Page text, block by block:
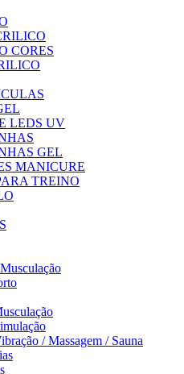
CORES
LEDS UV
GEL
MANICURE
TREINO
/ Massagem / Sauna